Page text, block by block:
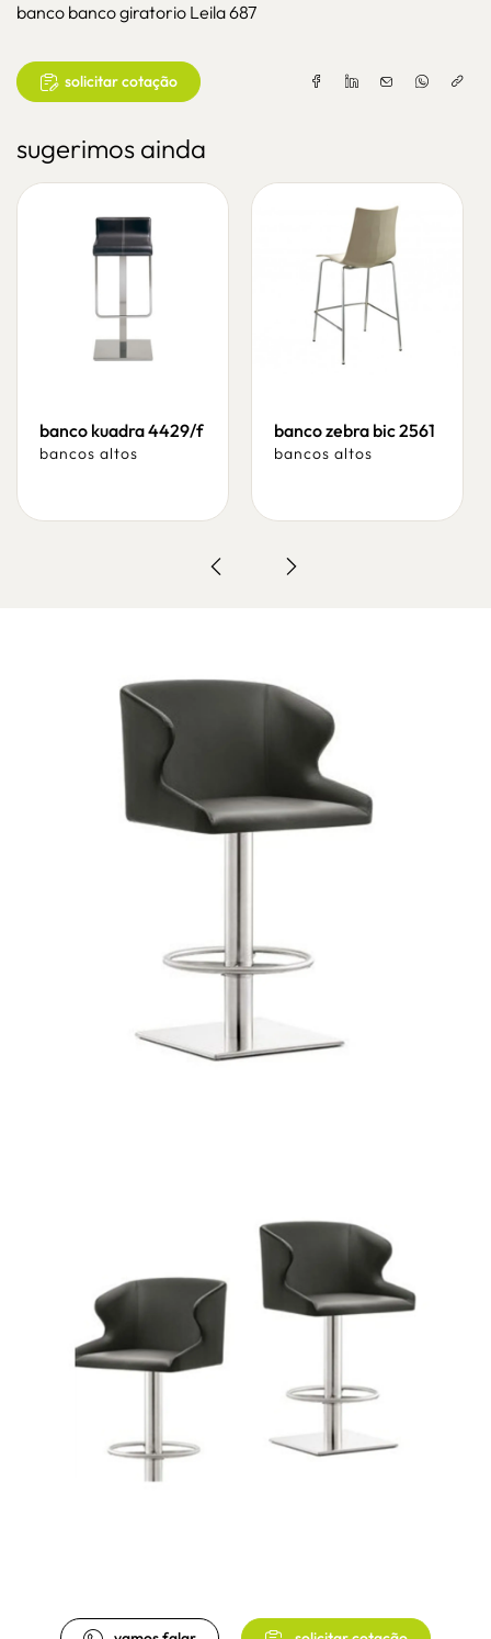
banco banco giratorio Leila 687
solicitar cotação
sugerimos ainda
banco kuadra 4429/f
bancos altos
banco zebra bic 2561
bancos altos